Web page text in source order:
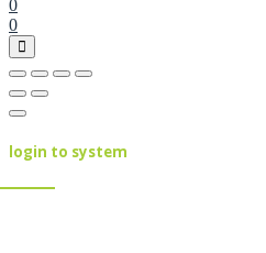
0
0
login to system